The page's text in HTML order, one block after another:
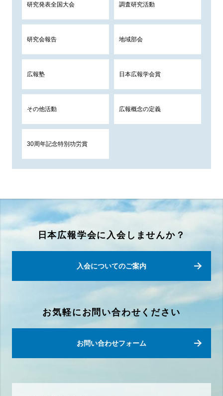
研究発表全国大会 調査研究活動
研究会報告 地域部会
広報塾 日本広報学会賞
その他活動 広報概念の定義
30周年記念特別功労賞
日本広報学会に入会しませんか？
入会についてのご案内
お気軽にお問い合わせください
お問い合わせフォーム